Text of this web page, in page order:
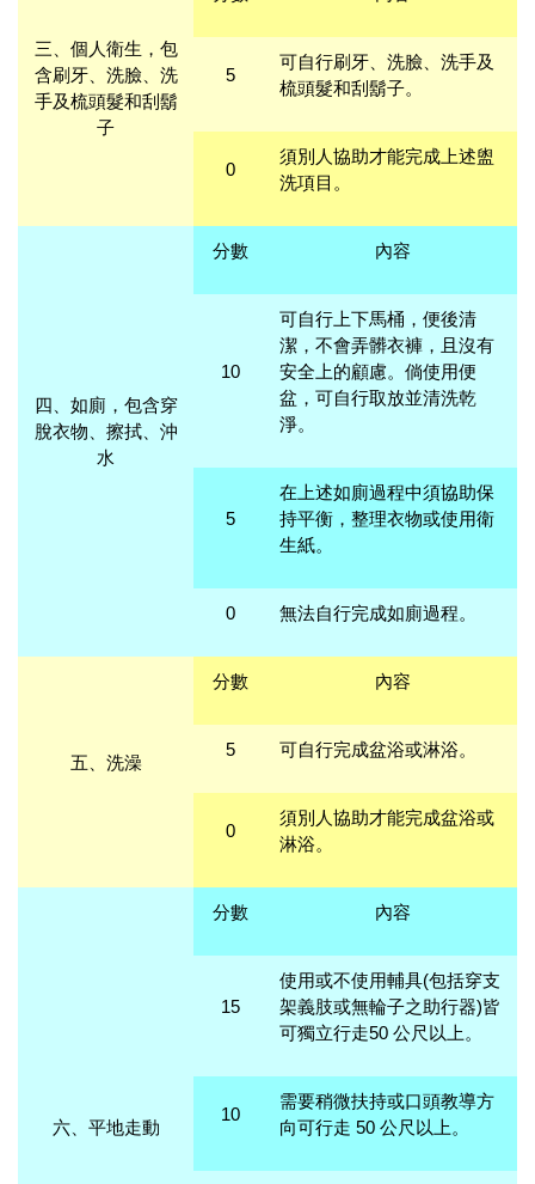
三、 個人衛生，包
含刷牙、洗臉、洗
手及梳頭髮和刮鬍
子
5
可自行刷牙、洗臉、洗手及
梳頭髮和刮鬍子。
0
須別人協助才能完成上述盥
洗項目。
四、 如廁，包含穿
脫衣物、擦拭、沖
水
分數 內容
10
可自行上下馬桶，便後清
潔，不會弄髒衣褲，且沒有
安全上的顧慮。倘使用便
盆，可自行取放並清洗乾
淨。
5
在上述如廁過程中須協助保
持平衡，整理衣物或使用衛
生紙。
0 無法自行完成如廁過程。
五、洗澡
分數 內容
5 可自行完成盆浴或淋浴。
0
須別人協助才能完成盆浴或
淋浴。
六、平地走動
分數 內容
15
使用或不使用輔具(包括穿支
架義肢或無輪子之助行器)皆
可獨立行走50 公尺以上。
10
需要稍微扶持或口頭教導方
向可行走 50 公尺以上。